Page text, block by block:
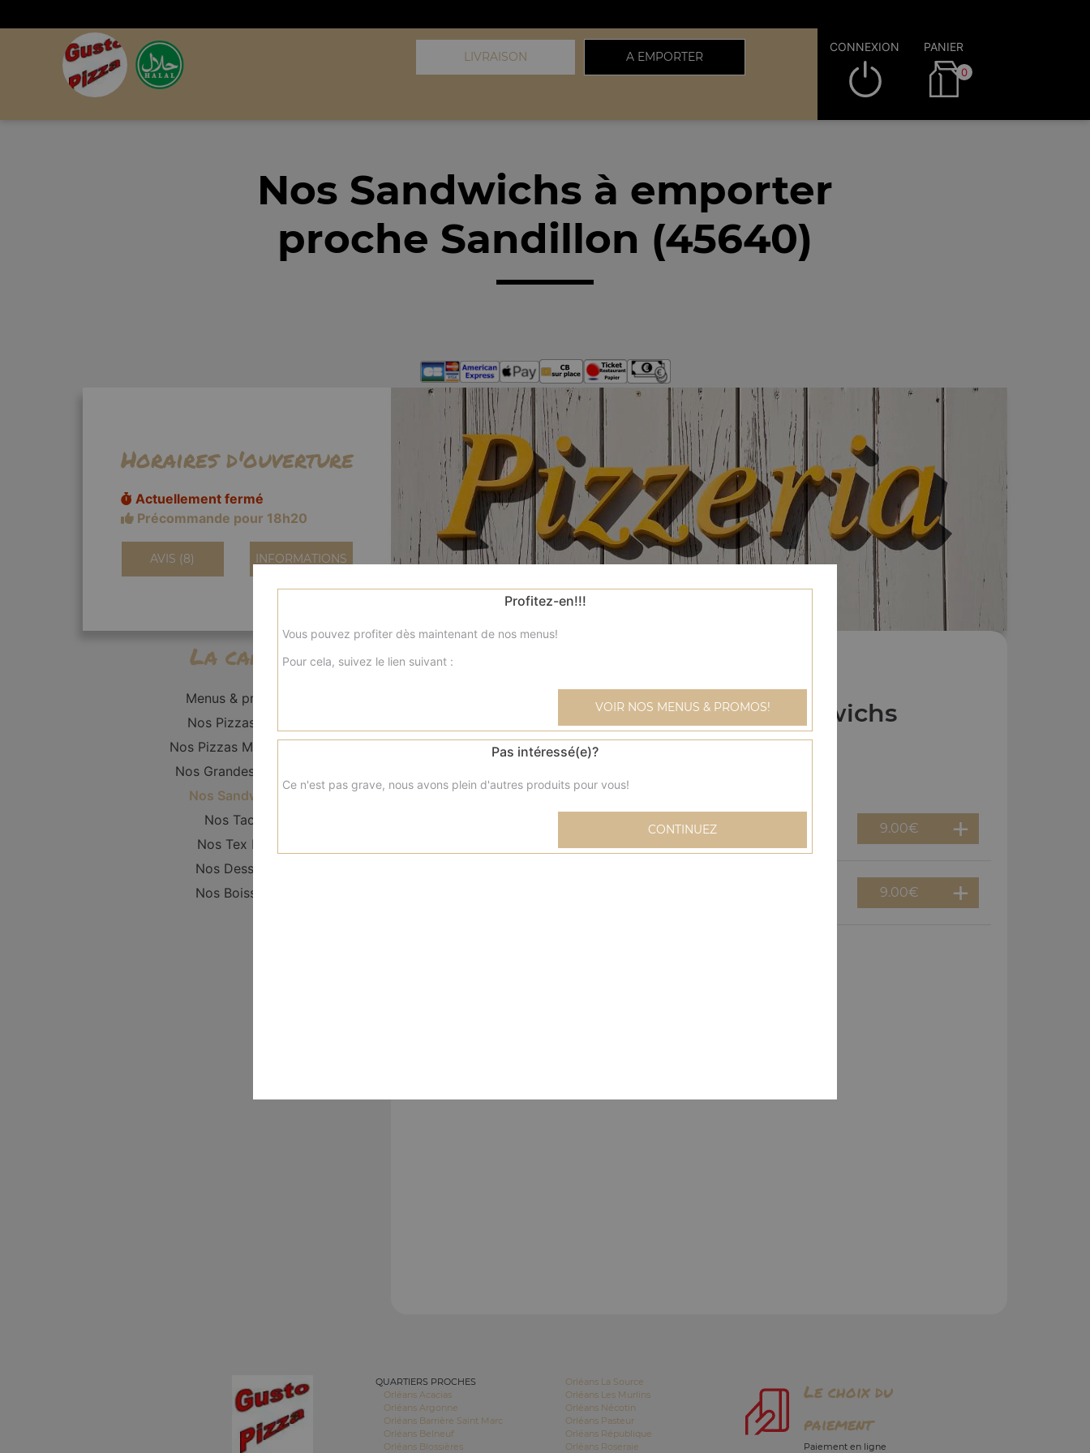
LIVRAISON A EMPORTER
CONNEXION PANIER
0
Nos Sandwichs à emporter
proche Sandillon (45640)
Horaires d'ouverture
Actuellement fermé
Précommande pour 18h20
AVIS (8) INFORMATIONS
La carte
Menus & promos
Nos Pizzas Solo
Nos Pizzas Moyennes
Nos Grandes Pizzas
Nos Sandwichs
Nos Tacos
Nos Tex Mex
Nos Desserts
Nos Boissons
Nos Sandwichs
9.00€
9.00€
QUARTIERS PROCHES
Orléans Acacias
Orléans Argonne
Orléans Barrière Saint Marc
Orléans Belneuf
Orléans Blossières
Orléans La Source
Orléans Les Murlins
Orléans Nécotin
Orléans Pasteur
Orléans République
Orléans Roseraie
Le choix du
paiement
Paiement en ligne
Profitez-en!!!
Vous pouvez profiter dès maintenant de nos menus!
Pour cela, suivez le lien suivant :
VOIR NOS MENUS & PROMOS!
Pas intéressé(e)?
Ce n'est pas grave, nous avons plein d'autres produits pour vous!
CONTINUEZ